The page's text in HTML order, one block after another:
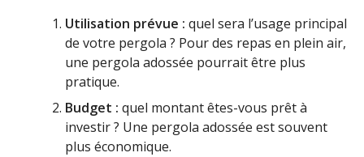
Utilisation prévue : quel sera l’usage principal
de votre pergola ? Pour des repas en plein air,
une pergola adossée pourrait être plus
pratique.
Budget : quel montant êtes-vous prêt à
investir ? Une pergola adossée est souvent
plus économique.